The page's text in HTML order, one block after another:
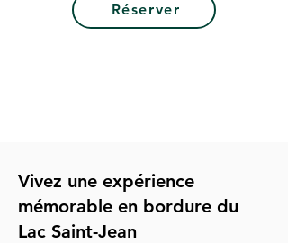
Réserver
Vivez une expérience
mémorable en bordure du
Lac Saint-Jean